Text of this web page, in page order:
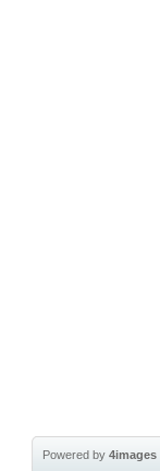
Powered by4images